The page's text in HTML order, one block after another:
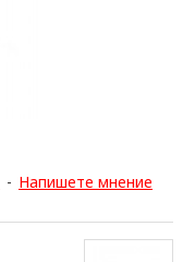
- Напишете мнение